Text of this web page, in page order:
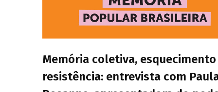
Memória coletiva, esquecimento
resistência: entrevista com